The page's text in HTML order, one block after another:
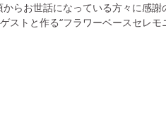
からお世話になっている方々に感
ストと作る“フラワーベースセレ